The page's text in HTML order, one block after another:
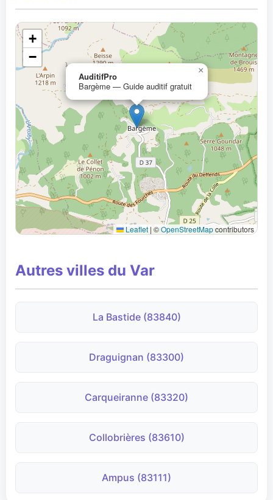
AuditifPro
Bargème — Guide auditif gratuit
×
+
−
Leaflet | ©OpenStreetMapcontributors
Autres villes du Var
La Bastide (83840)
Draguignan (83300)
Carqueiranne (83320)
Collobrières (83610)
Ampus (83111)